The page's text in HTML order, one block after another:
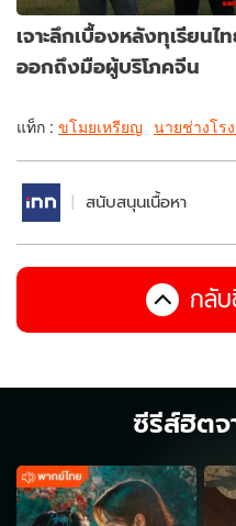
เจาะลึกเบื้องหลังทุเรีย
ออกถึงมือผู้บริโภคจีน
แท็ก : ขโมยเหรียญ นายช่างโร
สนับสนุนเนื้อหา
กลับ
ซีรีส์ฮิตจ